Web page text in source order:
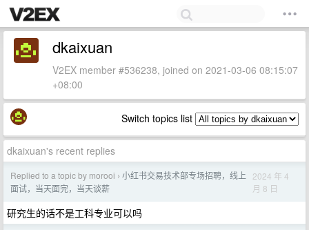
dkaixuan
V2EX member #536238, joined on 2021-03-06 08:15:07
+08:00
Switch topics list
dkaixuan's recent replies
Replied to a topic by morooi › 小红书交易技术部专场招聘，线上
面试，当天面完，当天谈薪
2024 年 4
月 8 日
研究生的话不是工科专业可以吗